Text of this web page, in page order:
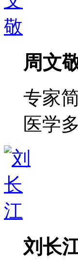
周文
专家
医学
刘长